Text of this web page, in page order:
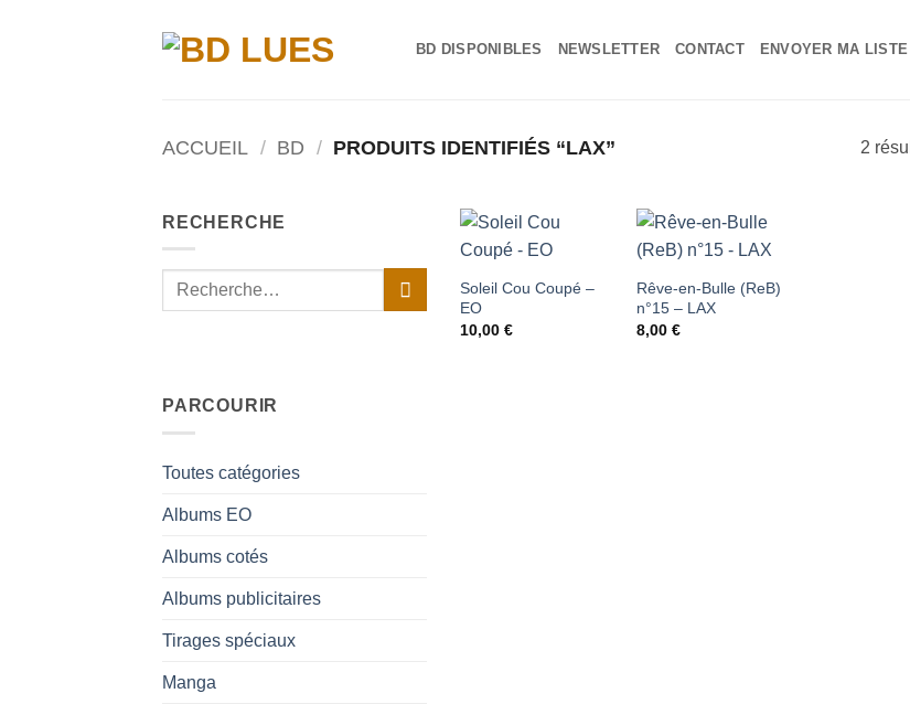
BD DISPONIBLES NEWSLETTER CONTACT ENVOYER MA LISTE
ACCUEIL / BD / PRODUITS IDENTIFIÉS “LAX” 2
RECHERCHE
Recherche
PARCOURIR
Toutes catégories
Albums EO
Albums cotés
Albums publicitaires
Tirages spéciaux
Manga
Soleil Cou Coupé –
EO
10,00 €
à ma
Rêve-en-Bulle (ReB)
n°15 – LAX
8,00 €